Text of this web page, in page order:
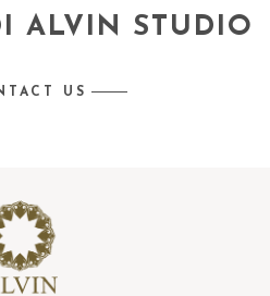
ALVIN STUDIO
US